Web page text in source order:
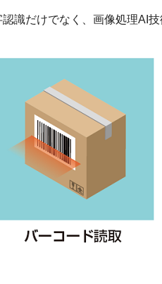
識だけでなく、画像処理AI